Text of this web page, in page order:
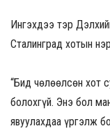
Ингэхдээ тэр
Сталинград хотын
“Бид чөлөөлсөн хот
болохгүй. Энэ бол
явуулахдаа үргэлж